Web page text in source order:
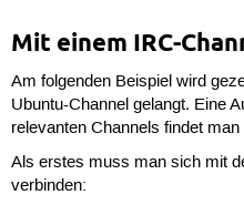
Mit einem IRC-
Am folgenden Beispiel wird
Ubuntu-Channel gelangt. Eine
relevanten Channels findet
Als erstes muss man sich mit
verbinden: